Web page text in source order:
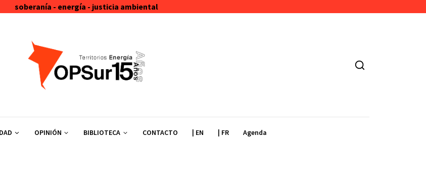
soberanía - energía - justicia ambiental
OPINIÓN BIBLIOTECA CONTACTO | EN | FR Agenda